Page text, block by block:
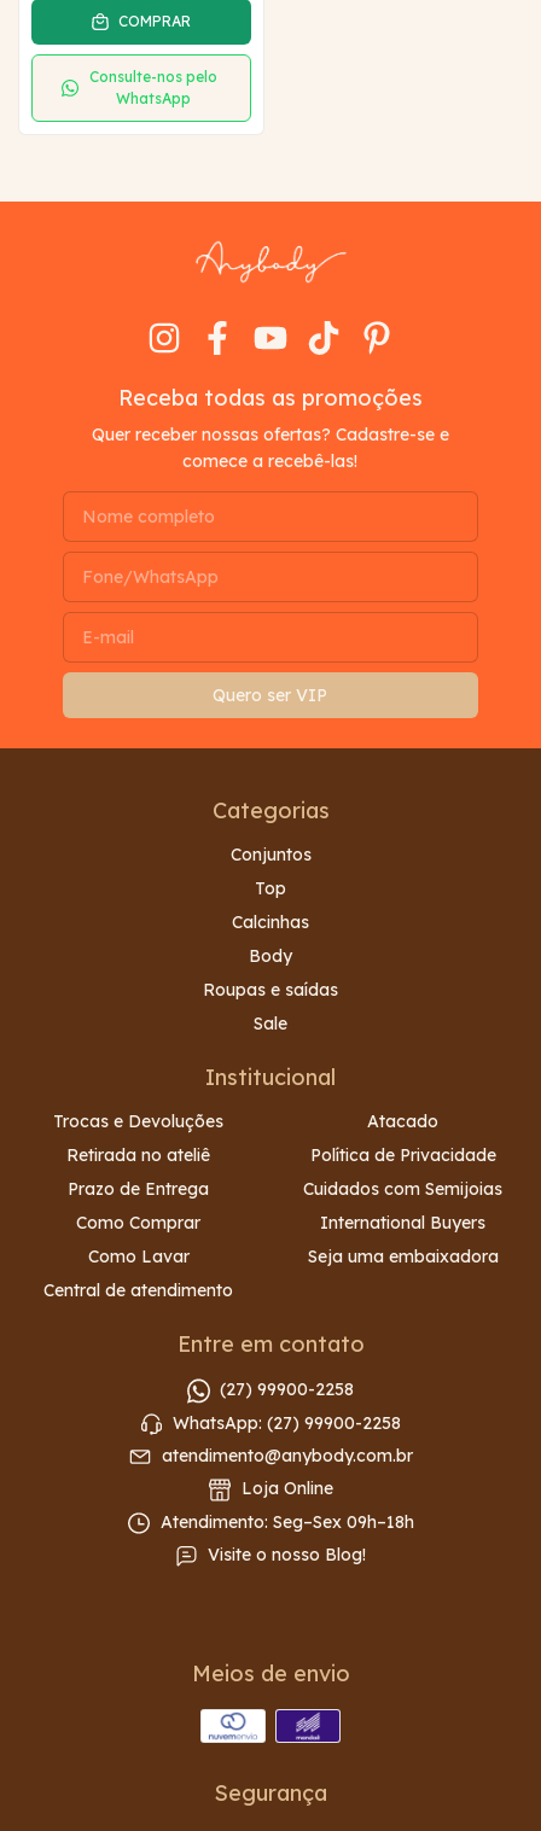
COMPRAR
Consulte-nos pelo
WhatsApp
Receba todas as promoções
Quer receber nossas ofertas? Cadastre-se e
comece a recebê-las!
Categorias
Conjuntos
Top
Calcinhas
Body
Roupas e saídas
Sale
Institucional
Trocas e Devoluções
Retirada no ateliê
Prazo de Entrega
Como Comprar
Como Lavar
Central de atendimento
Atacado
Política de Privacidade
Cuidados com Semijoias
International Buyers
Seja uma embaixadora
Entre em contato
(27) 99900-2258
WhatsApp: (27) 99900-2258
atendimento@anybody.com.br
Loja Online
Atendimento: Seg–Sex 09h–18h
Visite o nosso Blog!
Meios de envio
Segurança